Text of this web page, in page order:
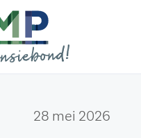
28 mei 2026